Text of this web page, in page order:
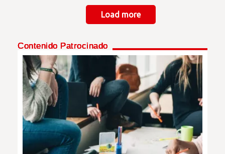
Load more
Contenido Patrocinado